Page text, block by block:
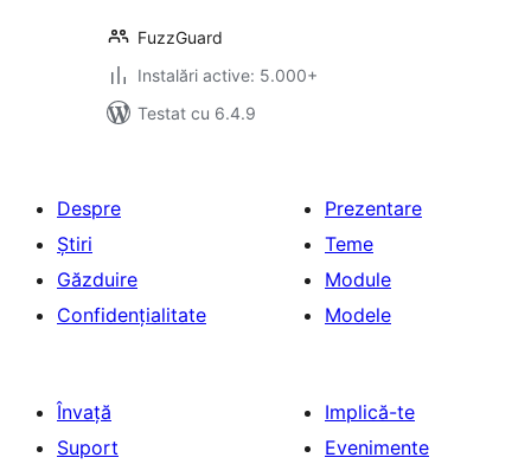
FuzzGuard
Instalări active: 5.000+
Testat cu 6.4.9
Despre
Știri
Găzduire
Confidențialitate
Prezentare
Teme
Module
Modele
Învață
Suport
Implică-te
Evenimente